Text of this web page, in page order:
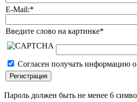
E-Mail:*
Введите слово на картинке*
Согласен получать информацию
Пароль должен быть не менее 6